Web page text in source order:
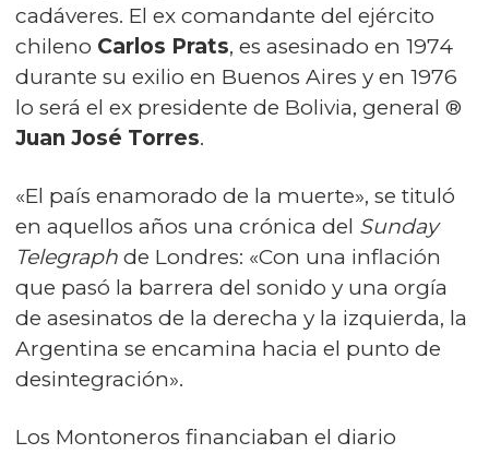
cadáveres. El ex comandante del ejército
chileno Carlos Prats, es asesinado en 1974
durante su exilio en Buenos Aires y en 1976
lo será el ex presidente de Bolivia, general ®
Juan José Torres.
«El país enamorado de la muerte», se tituló
en aquellos años una crónica del Sunday
Telegraph de Londres: «Con una inflación
que pasó la barrera del sonido y una orgía
de asesinatos de la derecha y la izquierda, la
Argentina se encamina hacia el punto de
desintegración».
Los Montoneros financiaban el diario